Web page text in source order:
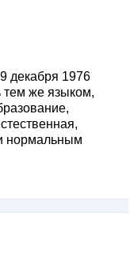
декабря 1976
тем же языком,
нормальным